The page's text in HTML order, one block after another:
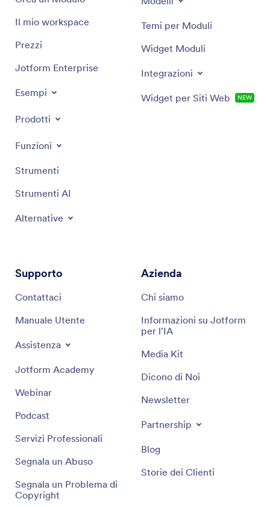
Il mio workspace
Prezzi
Jotform Enterprise
Esempi
Prodotti
Funzioni
Strumenti
Strumenti AI
Alternative
Temi per Moduli
Widget Moduli
Integrazioni
Widget per Siti Web NEW
Supporto
Contattaci
Manuale Utente
Assistenza
Jotform Academy
Webinar
Podcast
Servizi Professionali
Segnala un Abuso
Segnala un Problema di
Copyright
Azienda
Chi siamo
Informazioni su Jotform
per l'IA
Media Kit
Dicono di Noi
Newsletter
Partnership
Blog
Storie dei Clienti